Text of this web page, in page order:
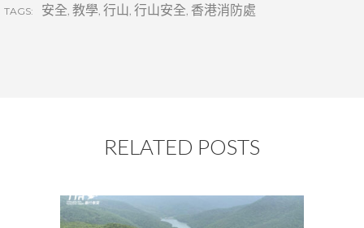
TAGS: 安全 教學 行山 行山安全 香港消防處
RELATED POSTS